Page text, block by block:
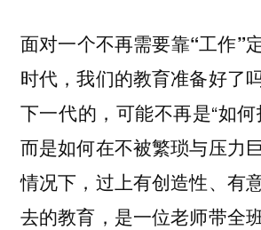
面对一个不再需要靠“工作”
时代，我们的教育准备好了
下一代的，可能不再是“如何
而是如何在不被繁琐与压力
情况下，过上有创造性、有
去的教育，是一位老师带全